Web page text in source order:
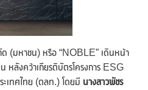
ด (มหาชน) หรือ “NOBLE” เดินหน้า
หลังคว้าเกียรติบัตรโครงการ ESG
เทศไทย (ตลท.) โดยมี นางสาวพัชร